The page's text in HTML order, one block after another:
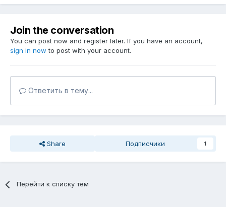
Join the conversation
You can post now and register later. If you have an account,
sign in now to post with your account.
Ответить в тему...
Share Подписчики 1
Перейти к списку тем